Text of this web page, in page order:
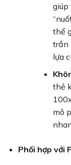
giúp
thể
trần
lựa
thẻ
mô
Phối hợp với